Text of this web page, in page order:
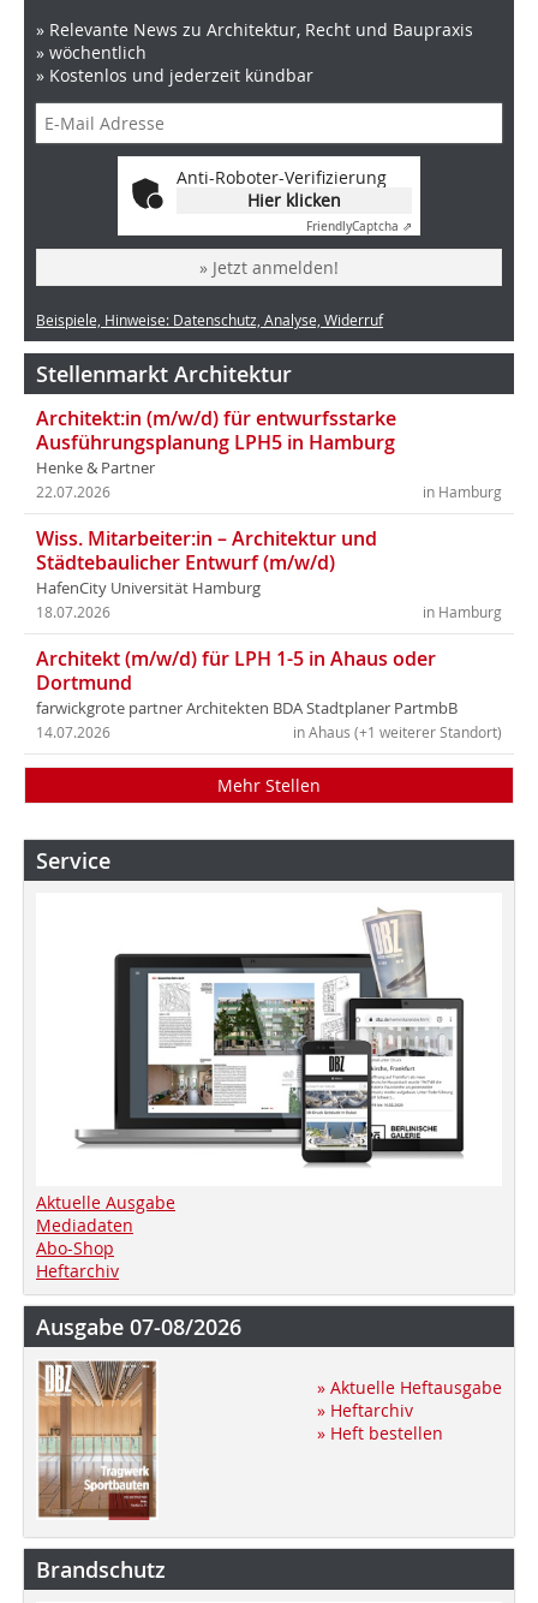
» Relevante News zu Architektur, Recht und Baupraxis
» wöchentlich
» Kostenlos und jederzeit kündbar
Anti-Roboter-Verifizierung
Hier klicken
FriendlyCaptcha ⇗
» Jetzt anmelden!
Beispiele, Hinweise: Datenschutz, Analyse, Widerruf
Stellenmarkt Architektur
Architekt:in (m/w/d) für entwurfsstarke
Ausführungsplanung LPH5 in Hamburg
Henke & Partner
in Hamburg
22.07.2026
Wiss. Mitarbeiter:in – Architektur und
Städtebaulicher Entwurf (m/w/d)
HafenCity Universität Hamburg
in Hamburg
18.07.2026
Architekt (m/w/d) für LPH 1-5 in Ahaus oder
Dortmund
farwickgrote partner Architekten BDA Stadtplaner PartmbB
in Ahaus (+1 weiterer Standort)
14.07.2026
Mehr Stellen
Service
Aktuelle Ausgabe
Mediadaten
Abo-Shop
Heftarchiv
Ausgabe 07-08/2026
» Aktuelle Heftausgabe
» Heftarchiv
» Heft bestellen
Brandschutz